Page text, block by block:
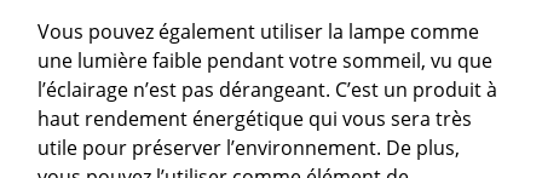
Vous pouvez également utiliser la lampe comme
une lumière faible pendant votre sommeil, vu que
l’éclairage n’est pas dérangeant. C’est un produit à
haut rendement énergétique qui vous sera très
utile pour préserver l’environnement. De plus,